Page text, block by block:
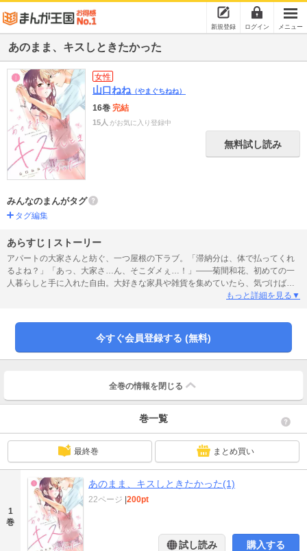
新規登録 ログイン メニュー
あのまま、キスしときたかった
女性
山口ねね （やまぐちねね）
16巻 完結
15人 がお気に入り登録中
無料試し読み
みんなのまんがタグ
タグ編集
あらすじ | ストーリー
アパートの大家さんと紡ぐ、一つ屋根の下ラブ。「滞納分は、体で払ってくれ
るよね？」「あっ、大家さ…ん、そこダメぇ…！」――菊間和花、初めての一
人暮らしと手に入れた自由。大好きな家具や雑貨を集めていたら、気づけば金
欠で家賃が払えない!?鬼の大家さんが部屋まで押しかけて来て、予想外の接近
もっと詳細を見る▼
今すぐ会員登録する (無料)
全巻の情報を 閉じる
巻一覧
最終巻 まとめ買い
1
巻
あのまま、キスしときたかった(1)
22ページ 200pt
試し読み 購入する